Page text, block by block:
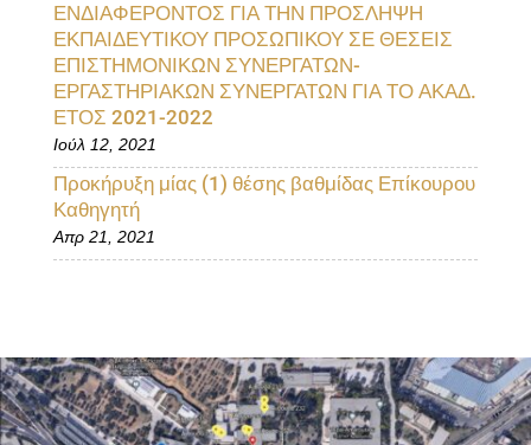
ΕΝΔΙΑΦΕΡΟΝΤΟΣ ΓΙΑ ΤΗΝ ΠΡΟΣΛΗΨΗ
ΕΚΠΑΙΔΕΥΤΙΚΟΥ ΠΡΟΣΩΠΙΚΟΥ ΣΕ ΘΕΣΕΙΣ
ΕΠΙΣΤΗΜΟΝΙΚΩΝ ΣΥΝΕΡΓΑΤΩΝ-
ΕΡΓΑΣΤΗΡΙΑΚΩΝ ΣΥΝΕΡΓΑΤΩΝ ΓΙΑ ΤΟ ΑΚΑΔ.
ΕΤΟΣ 2021-2022
Ιούλ 12, 2021
Προκήρυξη μίας (1) θέσης βαθμίδας Επίκουρου
Καθηγητή
Απρ 21, 2021